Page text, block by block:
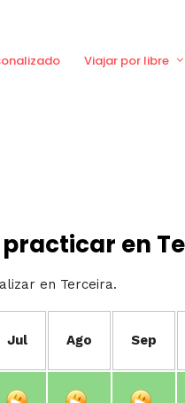
Viajar por libre
en
en Terceira.
Jul Ago Sep